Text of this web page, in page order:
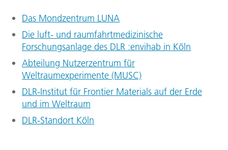
Das Mondzentrum LUNA
Die luft- und raumfahrtmedizinische
Forschungsanlage des DLR :envihab in Köln
Abteilung Nutzerzentrum für
Weltraumexperimente (MUSC)
DLR-Institut für Frontier Materials auf der Erde
und im Weltraum
DLR-Standort Köln